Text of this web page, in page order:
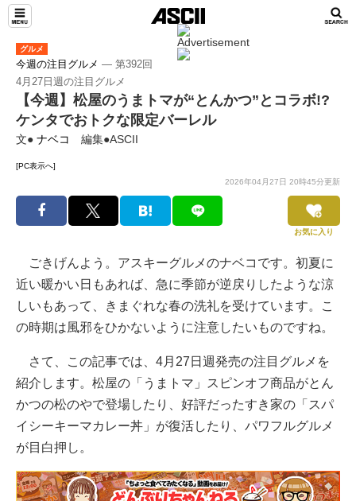
グルメ
今週の注目グルメ ― 第392回
4月27日週の注目グルメ
【今週】松屋のうまトマが“とんかつ”とコラボ!?
ケンタでおトクな限定バーレル
文● ナベコ 編集●ASCII
[PC表示へ]
2026年04月27日 20時45分更新
お気に入り
ごきげんよう。アスキーグルメのナベコです。初夏に
近い暖かい日もあれば、急に季節が逆戻りしたような涼
しいもあって、きまぐれな春の洗礼を受けています。こ
の時期は風邪をひかないように注意したいものですね。
さて、この記事では、4月27日週発売の注目グルメを
紹介します。松屋の「うまトマ」スピンオフ商品がとん
かつの松のやで登場したり、好評だったすき家の「スパ
イシーキーマカレー丼」が復活したり、パワフルグルメ
が目白押し。